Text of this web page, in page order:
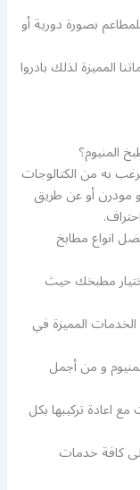
بصورة دورية أو
المميزة لذلك بادروا
المنيوم؟
به من الكتالوجات
مودرن أو عن طريق
انواع مطابخ
مطبخك حيث
المميزة في
و من أجمل
اعادة تركيبها بكل
كافة خدمات